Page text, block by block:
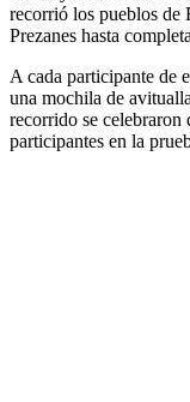
recorrió los pueblos de
Prezanes hasta
A cada participante de
una mochila de
recorrido se celebraron
participantes en la